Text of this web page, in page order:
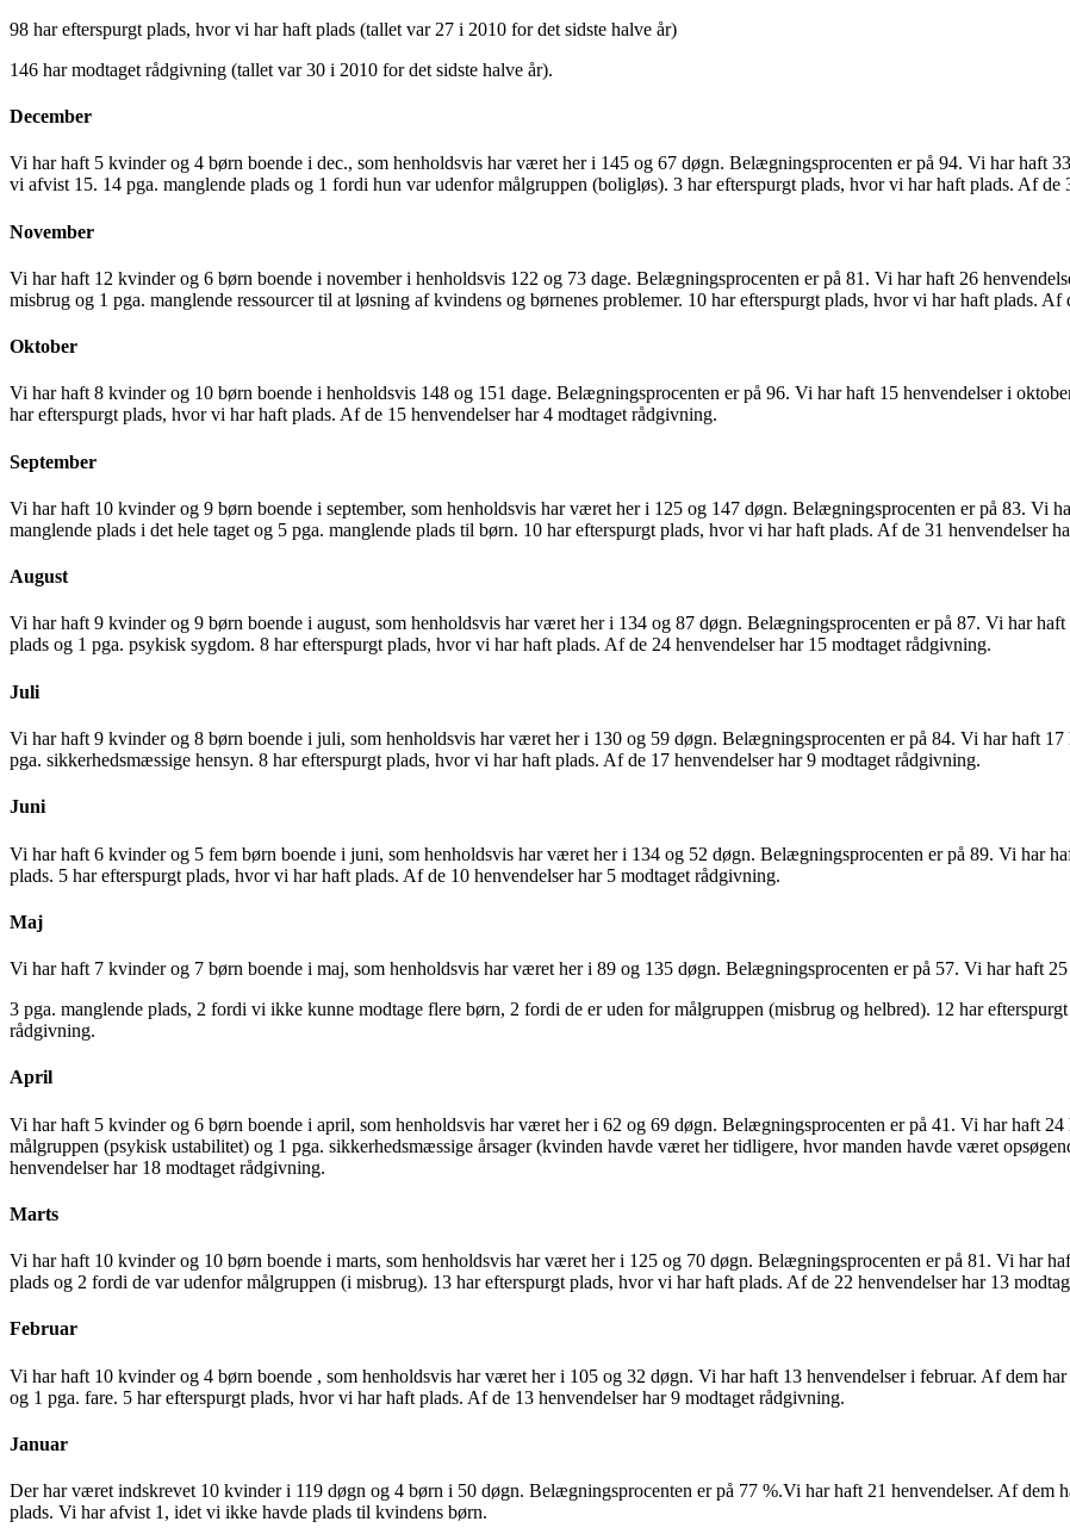
98 har efterspurgt plads, hvor vi har haft plads (tallet var 27 i 2010 for det sidste halve år)
146 har modtaget rådgivning (tallet var 30 i 2010 for det sidste halve år).
December
Vi har haft 5 kvinder og 4 børn boende i dec., som henholdsvis har været her i 145 og 67 døgn. Belægningsprocenten er på 94. Vi har haft
vi afvist 15. 14 pga. manglende plads og 1 fordi hun var udenfor målgruppen (boligløs). 3 har efterspurgt plads, hvor vi har haft plads. Af de
November
Vi har haft 12 kvinder og 6 børn boende i november i henholdsvis 122 og 73 dage. Belægningsprocenten er på 81. Vi har haft 26
misbrug og 1 pga. manglende ressourcer til at løsning af kvindens og børnenes problemer. 10 har efterspurgt plads, hvor vi har haft plads.
Oktober
Vi har haft 8 kvinder og 10 børn boende i henholdsvis 148 og 151 dage. Belægningsprocenten er på 96. Vi har haft 15 henvendelser i
har efterspurgt plads, hvor vi har haft plads. Af de 15 henvendelser har 4 modtaget rådgivning.
September
Vi har haft 10 kvinder og 9 børn boende i september, som henholdsvis har været her i 125 og 147 døgn. Belægningsprocenten er på 83. Vi
manglende plads i det hele taget og 5 pga. manglende plads til børn. 10 har efterspurgt plads, hvor vi har haft plads. Af de 31 henvendelser
August
Vi har haft 9 kvinder og 9 børn boende i august, som henholdsvis har været her i 134 og 87 døgn. Belægningsprocenten er på 87. Vi har
plads og 1 pga. psykisk sygdom. 8 har efterspurgt plads, hvor vi har haft plads. Af de 24 henvendelser har 15 modtaget rådgivning.
Juli
Vi har haft 9 kvinder og 8 børn boende i juli, som henholdsvis har været her i 130 og 59 døgn. Belægningsprocenten er på 84. Vi har haft
pga. sikkerhedsmæssige hensyn. 8 har efterspurgt plads, hvor vi har haft plads. Af de 17 henvendelser har 9 modtaget rådgivning.
Juni
Vi har haft 6 kvinder og 5 fem børn boende i juni, som henholdsvis har været her i 134 og 52 døgn. Belægningsprocenten er på 89. Vi har
plads. 5 har efterspurgt plads, hvor vi har haft plads. Af de 10 henvendelser har 5 modtaget rådgivning.
Maj
Vi har haft 7 kvinder og 7 børn boende i maj, som henholdsvis har været her i 89 og 135 døgn. Belægningsprocenten er på 57. Vi har haft
3 pga. manglende plads, 2 fordi vi ikke kunne modtage flere børn, 2 fordi de er uden for målgruppen (misbrug og helbred). 12 har
rådgivning.
April
Vi har haft 5 kvinder og 6 børn boende i april, som henholdsvis har været her i 62 og 69 døgn. Belægningsprocenten er på 41. Vi har haft
målgruppen (psykisk ustabilitet) og 1 pga. sikkerhedsmæssige årsager (kvinden havde været her tidligere, hvor manden havde været
henvendelser har 18 modtaget rådgivning.
Marts
Vi har haft 10 kvinder og 10 børn boende i marts, som henholdsvis har været her i 125 og 70 døgn. Belægningsprocenten er på 81. Vi har
plads og 2 fordi de var udenfor målgruppen (i misbrug). 13 har efterspurgt plads, hvor vi har haft plads. Af de 22 henvendelser har 13
Februar
Vi har haft 10 kvinder og 4 børn boende , som henholdsvis har været her i 105 og 32 døgn. Vi har haft 13 henvendelser i februar. Af dem
og 1 pga. fare. 5 har efterspurgt plads, hvor vi har haft plads. Af de 13 henvendelser har 9 modtaget rådgivning.
Januar
Der har været indskrevet 10 kvinder i 119 døgn og 4 børn i 50 døgn. Belægningsprocenten er på 77 %.Vi har haft 21 henvendelser. Af dem
plads. Vi har afvist 1, idet vi ikke havde plads til kvindens børn.